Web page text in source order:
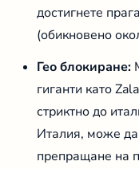
достигнете
(обикновено
Гео блокиране:
гиганти като
стриктно до
Италия, може да
препращане на